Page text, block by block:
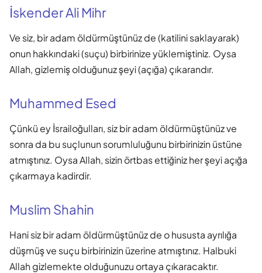
İskender Ali Mihr
Ve siz, bir adam öldürmüştünüz de (katilini saklayarak)
onun hakkındaki (suçu) birbirinize yüklemiştiniz. Oysa
Allah, gizlemiş olduğunuz şeyi (açığa) çıkarandır.
Muhammed Esed
Çünkü ey İsrailoğulları, siz bir adam öldürmüştünüz ve
sonra da bu suçlunun sorumluluğunu birbirinizin üstüne
atmıştınız. Oysa Allah, sizin örtbas ettiğiniz her şeyi açığa
çıkarmaya kadirdir.
Muslim Shahin
Hani siz bir adam öldürmüştünüz de o hususta ayrılığa
düşmüş ve suçu birbirinizin üzerine atmıştınız. Halbuki
Allah gizlemekte olduğunuzu ortaya çıkaracaktır.